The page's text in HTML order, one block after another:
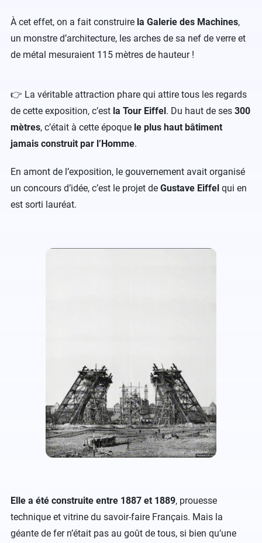
À cet effet, on a fait construire la Galerie des Machines,
un monstre d’architecture, les arches de sa nef de verre et
de métal mesuraient 115 mètres de hauteur !
👉 La véritable attraction phare qui attire tous les regards
de cette exposition, c’est la Tour Eiffel. Du haut de ses 300
mètres, c’était à cette époque le plus haut bâtiment
jamais construit par l’Homme.
En amont de l’exposition, le gouvernement avait organisé
un concours d’idée, c’est le projet de Gustave Eiffel qui en
est sorti lauréat.
Elle a été construite entre 1887 et 1889, prouesse
technique et vitrine du savoir-faire Français. Mais la
géante de fer n’était pas au goût de tous, si bien qu’une